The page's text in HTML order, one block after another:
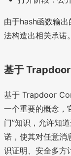
h
a
s
h
m
||
由于hash函数输
法构造出相关承诺。
基于
基于 Trapdoor
一个重要的概念，
门”知识，允许知
诺，使其对任意消
识证明、安全多方